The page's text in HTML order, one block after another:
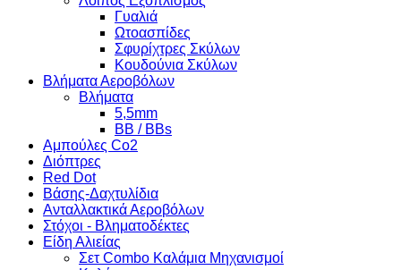
Γυαλιά
Ωτοασπίδες
Σφυρίχτρες Σκύλων
Κουδούνια Σκύλων
Βλήματα Αεροβόλων
Βλήματα
5,5mm
BB / BBs
Αμπούλες Co2
Διόπτρες
Red Dot
Βάσης-Δαχτυλίδια
Ανταλλακτικά Αεροβόλων
Στόχοι - Βληματοδέκτες
Είδη Αλιείας
Σετ Combo Καλάμια Μηχανισμοί